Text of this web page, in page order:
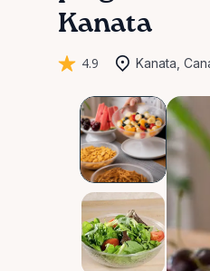
Kanata
4.9 Kanata,